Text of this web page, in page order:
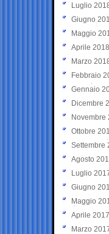
Luglio
Giugno
Maggio
Aprile 2018
Marzo
Febbraio
Gennaio
Dicembre
Novembre
Ottobre
Settembre
Agosto
Luglio
Giugno
Maggio
Aprile 2017
Marzo